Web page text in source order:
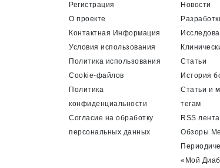
Регистрация
О проекте
Контактная Информация
Условия использования
Политика использования
Cookie-файлов
Политика
конфиденциальности
Согласие на обработку
персональных данных
Новости
Статьи
История
Статьи и
тегам
RSS лента
Обзоры
«Мой